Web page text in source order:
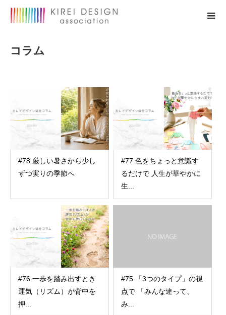
コラム
#78.厳しい暑さから少し
ずつ実りの季節へ
#77.色をちょっと意識す
るだけで 人生が華やかに
生...
#76.一歩を踏み出すとき
運気（リズム）が背中を
押...
#75.「3つのタイプ」の視
点で 「みんな違って、
み...